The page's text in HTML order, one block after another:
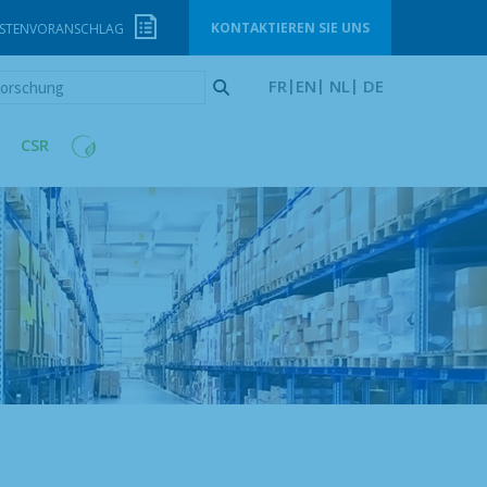
KONTAKTIEREN SIE UNS
CSR
FR EN NL DE